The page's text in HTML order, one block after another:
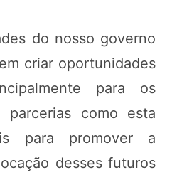
do nosso governo
criar oportunidades
para os
parcerias como esta
para promover a
desses futuros